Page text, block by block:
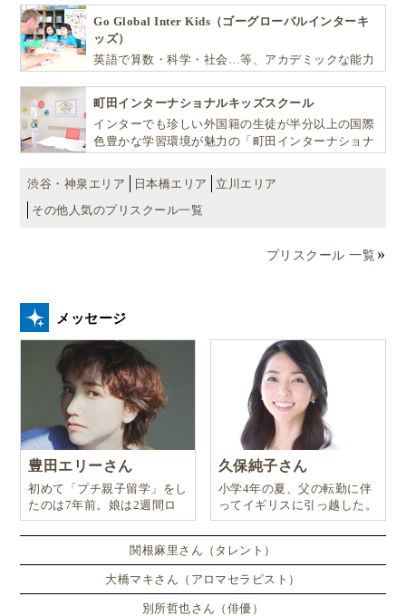
Go Global Inter Kids（ゴーグローバルインターキ
ッズ）
英語で算数・科学・社会…等、アカデミックな能力
を育む少人数制のプリスクールです。
町田インターナショナルキッズスクール
インターでも珍しい外国籍の生徒が半分以上の国際
色豊かな学習環境が魅力の「町田インターナショナ
渋谷・神泉エリア
日本橋エリア
立川エリア
その他人気のプリスクール一覧
プリスクール 一覧
メッセージ
豊田エリーさん
初めて「プチ親子留学」をし
たのは7年前。娘は2週間ロ
ンドンのサマースクールに通
い、英語劇に挑戦したり、
久保純子さん
小学4年の夏、父の転勤に伴
ってイギリスに引っ越した。
関根麻里さん（タレント）
大橋マキさん（アロマセラピスト）
別所哲也さん（俳優）